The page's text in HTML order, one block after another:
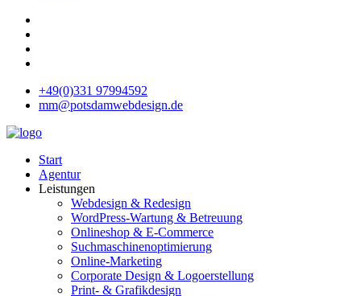
+49(0)331 97994592
mm@potsdamwebdesign.de
Start
Agentur
Leistungen
Webdesign & Redesign
WordPress-Wartung & Betreuung
Onlineshop & E-Commerce
Suchmaschinenoptimierung
Online-Marketing
Corporate Design & Logoerstellung
Print- & Grafikdesign